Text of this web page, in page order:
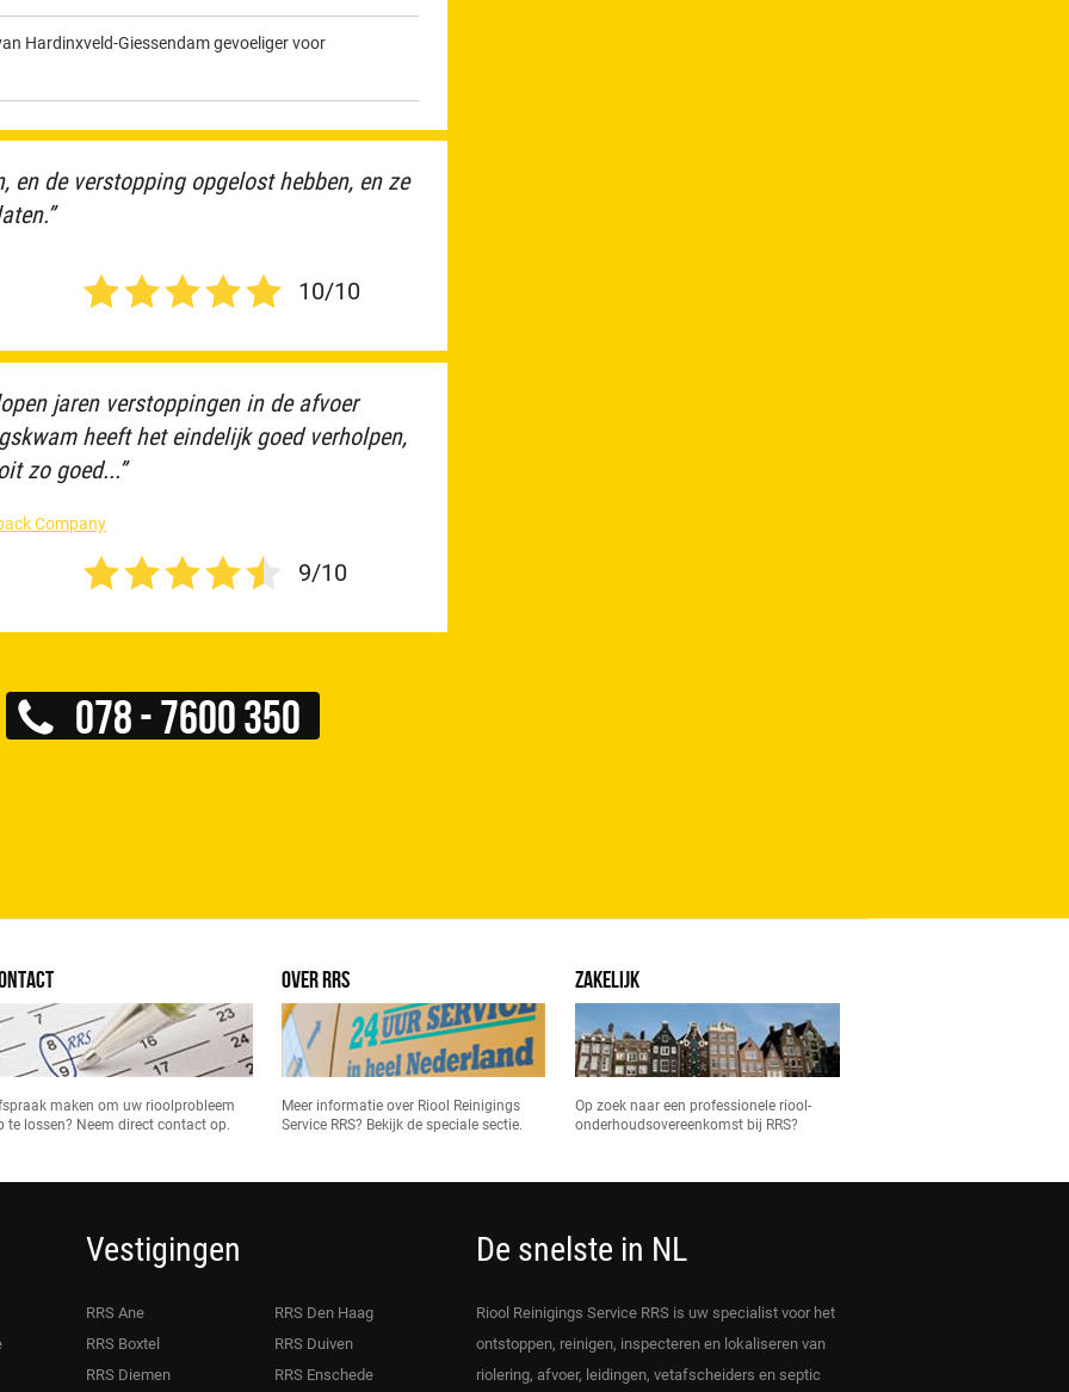
Hardinxveld-Giessendam gevoeliger voor
en de verstopping opgelost hebben, en ze
10/10
jaren verstoppingen in de afvoer
heeft het eindelijk goed verholpen,
zo goed...”
Company
9/10
078 - 7600 350
maken om uw rioolprobleem
te lossen? Neem direct contact op.
OVER RRS
Meer informatie over Riool Reinigings
Service RRS? Bekijk de speciale sectie.
ZAKELIJK
Op zoek naar een professionele riool-
onderhoudsovereenkomst bij RRS?
Vestigingen
RRS Ane
RRS Boxtel
RRS Diemen
RRS Den Haag
RRS Duiven
RRS Enschede
De snelste in NL
Riool Reinigings Service RRS is uw specialist voor het
ontstoppen, reinigen, inspecteren en lokaliseren van
riolering, afvoer, leidingen, vetafscheiders en septic